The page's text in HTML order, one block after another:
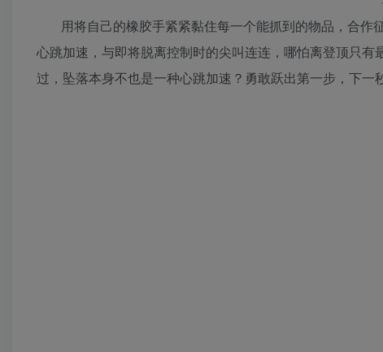
用将自己的橡胶手紧紧黏住每一个能抓到的物品，合
心跳加速，与即将脱离控制时的尖叫连连，哪怕离登顶只
过，坠落本身不也是一种心跳加速？勇敢跃出第一步，下一